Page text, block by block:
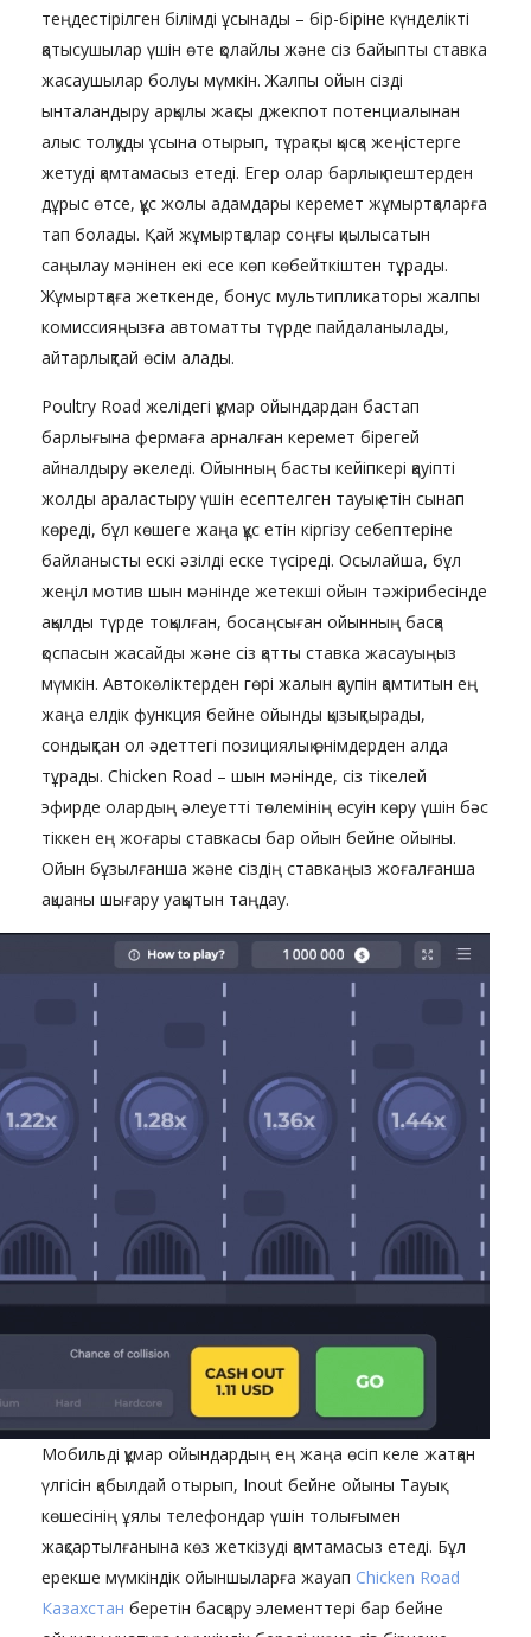
теңдестірілген білімді ұсынады – бір-біріне күнделікті
қатысушылар үшін өте қолайлы және сіз байыпты ставка
жасаушылар болуы мүмкін. Жалпы ойын сізді
ынталандыру арқылы жақсы джекпот потенциалынан
алыс толқуды ұсына отырып, тұрақты қысқа жеңістерге
жетуді қамтамасыз етеді. Егер олар барлық пештерден
дұрыс өтсе, құс жолы адамдары керемет жұмыртқаларға
тап болады. Қай жұмыртқалар соңғы қиылысатын
саңылау мәнінен екі есе көп көбейткіштен тұрады.
Жұмыртқаға жеткенде, бонус мультипликаторы жалпы
комиссияңызға автоматты түрде пайдаланылады,
айтарлықтай өсім алады.
Poultry Road желідегі құмар ойындардан бастап
барлығына фермаға арналған керемет бірегей
айналдыру әкеледі. Ойынның басты кейіпкері қауіпті
жолды араластыру үшін есептелген тауық етін сынап
көреді, бұл көшеге жаңа құс етін кіргізу себептеріне
байланысты ескі әзілді еске түсіреді. Осылайша, бұл
жеңіл мотив шын мәнінде жетекші ойын тәжірибесінде
ақылды түрде тоқылған, босаңсыған ойынның басқа
қоспасын жасайды және сіз қатты ставка жасауыңыз
мүмкін. Автокөліктерден гөрі жалын қаупін қамтитын ең
жаңа елдік функция бейне ойынды қызықтырады,
сондықтан ол әдеттегі позициялық өнімдерден алда
тұрады. Chicken Road – шын мәнінде, сіз тікелей
эфирде олардың әлеуетті төлемінің өсуін көру үшін бәс
тіккен ең жоғары ставкасы бар ойын бейне ойыны.
Ойын бұзылғанша және сіздің ставкаңыз жоғалғанша
ақшаны шығару уақытын таңдау.
Мобильді құмар ойындардың ең жаңа өсіп келе жатқан
үлгісін қабылдай отырып, Inout бейне ойыны Тауық
көшесінің ұялы телефондар үшін толығымен
жақсартылғанына көз жеткізуді қамтамасыз етеді. Бұл
ерекше мүмкіндік ойыншыларға жауап Chicken Road
Казахстан беретін басқару элементтері бар бейне